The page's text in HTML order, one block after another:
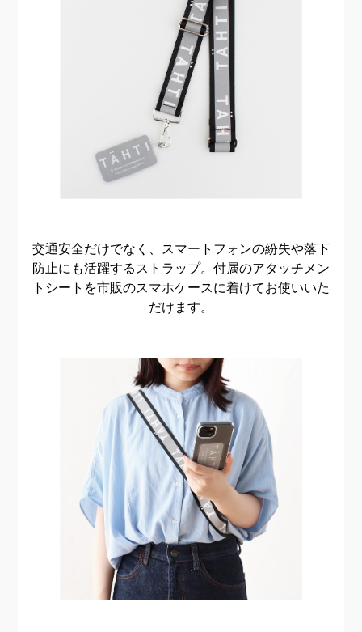
交通安全だけでなく、スマートフォンの紛失や落下
防止にも活躍するストラップ。 付属のアタッチメン
トシートを市販のスマホケースに着けてお使いいた
だけます。